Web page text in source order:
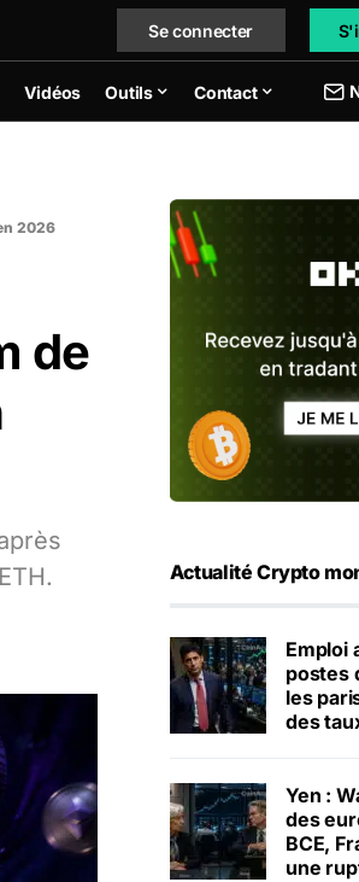
Se connecter
Vidéos Outils Contact
2026
de
Actualité Crypto
Emploi
postes
les
des
Yen :
des
BCE,
une